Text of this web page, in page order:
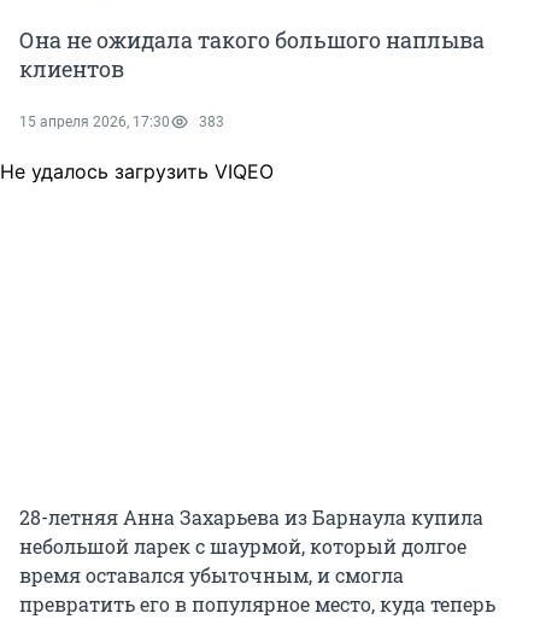
Она не ожидала такого большого наплыва
клиентов
15 апреля 2026, 17:30 383
Не удалось загрузить VIQEO
28-летняя Анна Захарьева из Барнаула купила
небольшой ларек с шаурмой, который долгое
время оставался убыточным, и смогла
превратить его в популярное место, куда теперь